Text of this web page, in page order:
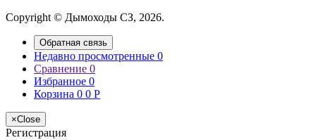
Copyright © Дымоходы СЗ, 2026.
Обратная связь
Недавно просмотренные 0
Сравнение 0
Избранное 0
Корзина 0 0 Р
×Close
Регистрация